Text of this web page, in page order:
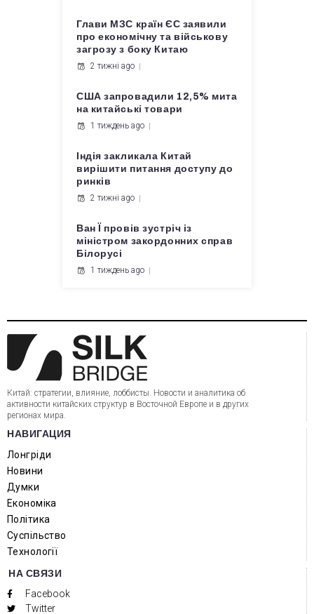
Глави МЗС країн ЄС заявили
про економічну та військову
загрозу з боку Китаю
2 тижні ago
США запровадили 12,5% мита
на китайські товари
1 тиждень ago
Індія закликала Китай
вирішити питання доступу до
ринків
2 тижні ago
Ван Ї провів зустріч із
міністром закордонних справ
Білорусі
1 тиждень ago
Китай: стратегии, влияние, лоббисты. Новости и аналитика об
активности китайских структур в Восточной Европе и в других
регионах мира.
НАВИГАЦИЯ
Лонгріди
Новини
Думки
Економіка
Політика
Суспільство
Технології
НА СВЯЗИ
Facebook
Twitter